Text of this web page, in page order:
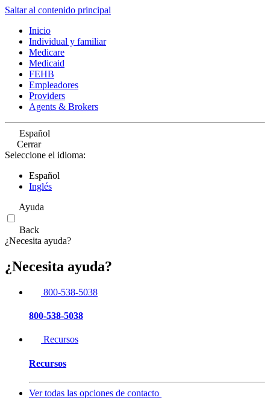
Saltar al contenido principal
Inicio
Individual y familiar
Medicare
Medicaid
FEHB
Empleadores
Providers
Agents & Brokers
Español
Cerrar
Seleccione el idioma:
Español
Inglés
Ayuda
Back
¿Necesita ayuda?
¿Necesita ayuda?
800-538-5038
800-538-5038
Recursos
Recursos
Ver todas las opciones de contacto